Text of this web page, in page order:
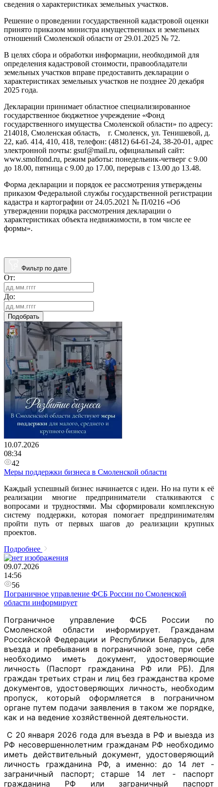
сведения о характеристиках земельных участков.
Решение о проведении государственной кадастровой оценки
принято приказом министра имущественных и земельных
отношений Смоленской области от 29.01.2025 № 72.
В целях сбора и обработки информации, необходимой для
определения кадастровой стоимости, правообладатели
земельных участков вправе предоставить декларации о
характеристиках земельных участков не позднее 20 декабря
2025 года.
Декларации принимает областное специализированное
государственное бюджетное учреждение «Фонд
государственного имущества Смоленской области» по адресу:
214018, Смоленская область, г. Смоленск, ул. Тенишевой, д.
22, каб. 414, 410, 418, телефон: (4812) 64-61-24, 38-20-01, адрес
электронной почты: gsuf@mail.ru, официальный сайт:
www.smolfond.ru, режим работы: понедельник-четверг с 9.00
до 18.00, пятница с 9.00 до 17.00, перерыв с 13.00 до 13.48.
Форма декларации и порядок ее рассмотрения утверждены
приказом Федеральной службы государственной регистрации
кадастра и картографии от 24.05.2021 № П/0216 «Об
утверждении порядка рассмотрения декларации о
характеристиках объекта недвижимости, в том числе ее
формы».
Фильтр по дате
От:
До:
Подобрать
10.07.2026
08:34
42
Меры поддержки бизнеса в Смоленской области
Каждый успешный бизнес начинается с идеи. Но на пути к её
реализации многие предприниматели сталкиваются с
вопросами и трудностями. Мы сформировали комплексную
систему поддержки, которая помогает предпринимателям
пройти путь от первых шагов до реализации крупных
проектов.
Подробнее
09.07.2026
14:56
56
Пограничное управление ФСБ России по Смоленской
области информирует
Пограничное управление ФСБ России по
Смоленской области информирует. Гражданам
Российской Федерации и Республики Беларусь, для
въезда и пребывания в пограничной зоне, при себе
необходимо иметь документ, удостоверяющие
личность (Паспорт гражданина РФ или РБ). Для
граждан третьих стран и лиц без гражданства кроме
документов, удостоверяющих личность, необходим
пропуск, который оформляется в пограничном
органе путем подачи заявления в таком же порядке,
как и на ведение хозяйственной деятельности.
РФ несовершеннолетним гражданам РФ необходимо
иметь действительный документ, удостоверяющий
личность гражданина РФ, а именно: до 14 лет -
заграничный паспорт; старше 14 лет - паспорт
гражданина РФ или заграничный паспорт